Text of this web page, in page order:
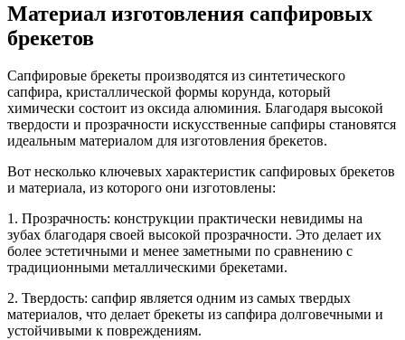
Материал изготовления сапфировых
брекетов
Сапфировые брекеты производятся из синтетического
сапфира, кристаллической формы корунда, который
химически состоит из оксида алюминия. Благодаря высокой
твердости и прозрачности искусственные сапфиры становятся
идеальным материалом для изготовления брекетов.
Вот несколько ключевых характеристик сапфировых брекетов
и материала, из которого они изготовлены:
1. Прозрачность: конструкции практически невидимы на
зубах благодаря своей высокой прозрачности. Это делает их
более эстетичными и менее заметными по сравнению с
традиционными металлическими брекетами.
2. Твердость: сапфир является одним из самых твердых
материалов, что делает брекеты из сапфира долговечными и
устойчивыми к повреждениям.